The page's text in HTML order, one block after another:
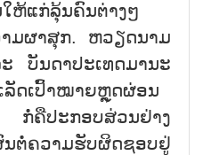
ຫ້ແກ່ລຸ້ນຄົນຕ່າງໆ
ມຜາສຸກ. ຫວຽດນາມ
ບັນດາປະເທດມານະ
ລັດເປົ້າໝາຍຫຼຸດຜ່ອນ
ກໍ່ຄືປະກອບສ່ວນຢ່າງ
ຄວາມຮັບຜິດຊອບຢູ່